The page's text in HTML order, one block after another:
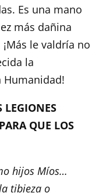
Es una mano
más dañina
le valdría no
la
Humanidad!
QUE LOS
hijos Míos…
tibieza o